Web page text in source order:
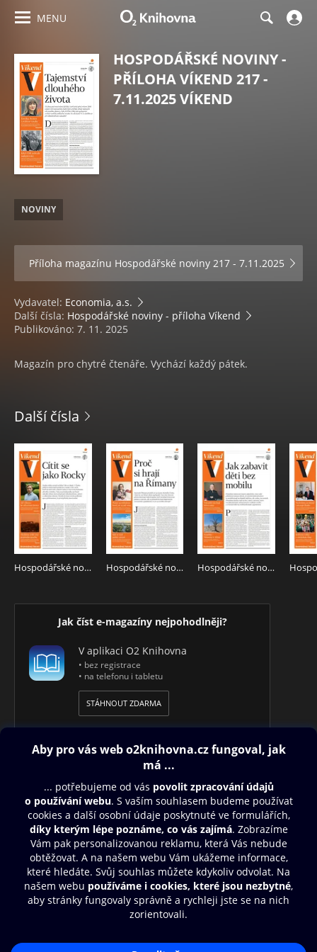
MENU
HOSPODÁŘSKÉ NOVINY -
PŘÍLOHA VÍKEND 217 -
7.11.2025 VÍKEND
NOVINY
Příloha magazínu Hospodářské noviny 217 - 7.11.2025
Vydavatel: Economia, a.s.
Další čísla: Hospodářské noviny - příloha Víkend
Publikováno: 7. 11. 2025
Magazín pro chytré čtenáře. Vychází každý pátek.
Další čísla
Hospodářské noviny - příloha Víkend 151 - 7.8.2026 Víkend Hospodářské noviny - příloha Víkend 146 - 31.7.2026 Víkend Hospodářské noviny - příloha Víkend 141 - 24.7.2026 Víkend
Jak číst e-magazíny nejpohodlněji?
V aplikaci O2 Knihovna
• bez registrace
• na telefonu i tabletu
STÁHNOUT ZDARMA
Obsah ke stažení
Moje O2 Knihovna
Další zábava
© O2 Czech Republic a.s.